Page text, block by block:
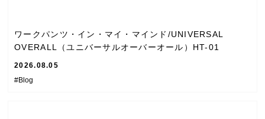
ワークパンツ・イン・マイ・マインド/UNIVERSAL
OVERALL（ユニバーサルオーバーオール）HT-01
2026.08.05
#Blog